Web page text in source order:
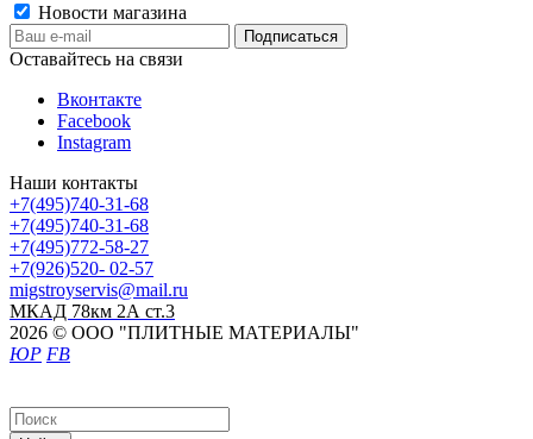
Новости магазина
Оставайтесь на связи
Вконтакте
Facebook
Instagram
Наши контакты
+7(495)740-31-68
+7(495)740-31-68
+7(495)772-58-27
+7(926)520- 02-57
migstroyservis@mail.ru
МКАД 78км 2А ст.3
2026 © ООО "ПЛИТНЫЕ МАТЕРИАЛЫ"
ЮР FB